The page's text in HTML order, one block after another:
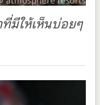
มีให้เห็นบ่อยๆ